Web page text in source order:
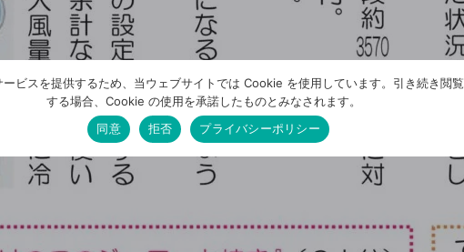
ビスを提供するため、当ウェブサイトでは Cookie を使用しています。引き続き閲覧
する場合、Cookie の使用を承諾したものとみなされます。
同意
拒否 プライバシーポリシー